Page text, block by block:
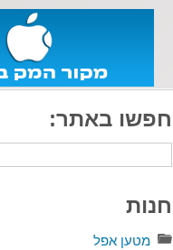
חפשו באתר:
חנות
מטען אפל